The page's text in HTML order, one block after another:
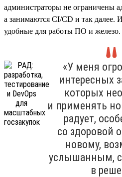
администраторы не ограничены
а занимаются CI/CD и так далее.
удобные для работы ПО и железо.
«У меня
интересных
которых
и применять
радует,
со здоровой
новому,
услышанным,
в